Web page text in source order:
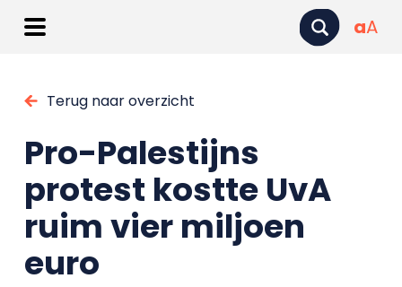
aA
Terug naar overzicht
Pro-Palestijns
protest kostte UvA
ruim vier miljoen
euro